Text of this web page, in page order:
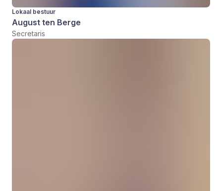
Lokaal bestuur
August ten Berge
Secretaris